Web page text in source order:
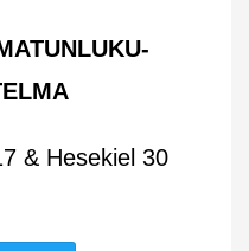
& Hesekiel 30